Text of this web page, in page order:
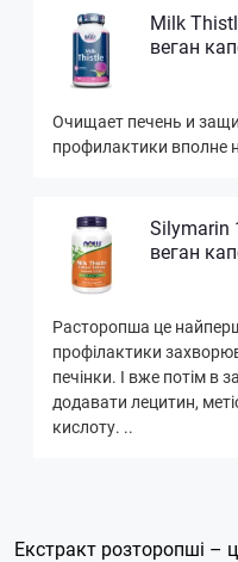
Milk
веган
Очищает печень и
профилактики вполне
Silymarin
веган
Расторопша це
профілактики
печінки. І вже потім в
додавати лецитин,
кислоту. ..
Екстракт розторопші –